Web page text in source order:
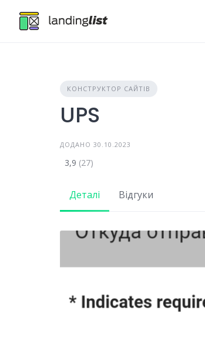
content
КОНСТРУКТОР САЙТІВ
UPS
ДОДАНО 30.10.2023
3,9 (27)
Деталі Відгуки